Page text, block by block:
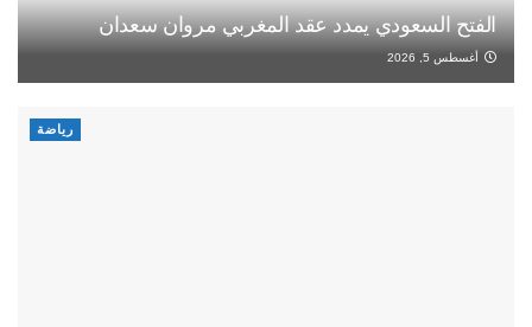
الفتح السعودي يمدد عقد المغربي مروان سعدان
أغسطس 5, 2026
رياضة